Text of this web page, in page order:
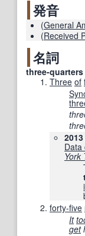
発音
(General
(Received
名詞
three-quarters
Three of
2013
Data
York
forty-five
It
get